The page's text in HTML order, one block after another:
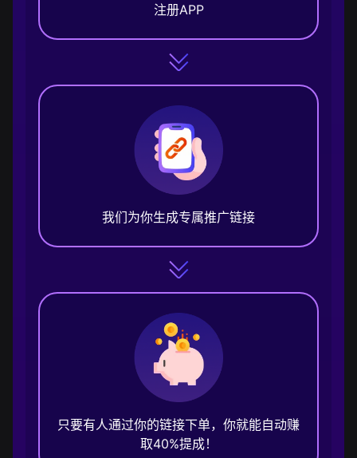
注册APP
我们为你生成专属推广链接
只要有人通过你的链接下单，你就能自动赚
取40%提成！